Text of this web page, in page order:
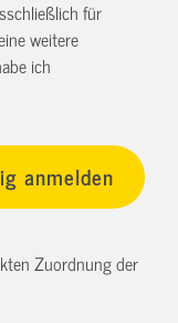
für
weitere
ich
Zuordnung der